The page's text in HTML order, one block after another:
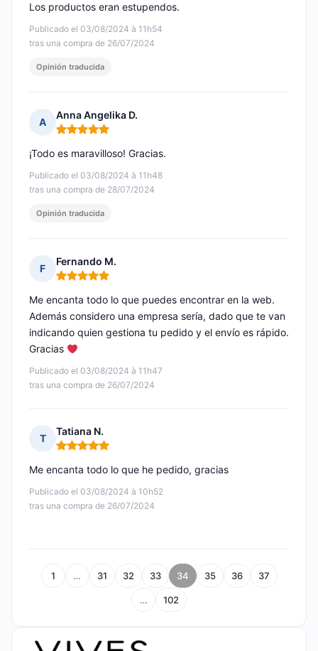
Publicado el 03/08/2024 à 11h54
tras una compra de 26/07/2024
Los productos eran estupendos.
Opinión traducida
A
Anna Angelika D.
Nota: 5 de 5
Publicado el 03/08/2024 à 11h48
tras una compra de 28/07/2024
¡Todo es maravilloso! Gracias.
Opinión traducida
F
Fernando M.
Nota: 5 de 5
Publicado el 03/08/2024 à 11h47
tras una compra de 26/07/2024
Me encanta todo lo que puedes encontrar en la web.
Además considero una empresa sería, dado que te van
indicando quien gestiona tu pedido y el envío es rápido.
Gracias
T
Tatiana N.
Nota: 5 de 5
Publicado el 03/08/2024 à 10h52
tras una compra de 26/07/2024
Me encanta todo lo que he pedido, gracias
1 … 31 32 33 34 35 36 37
… 102